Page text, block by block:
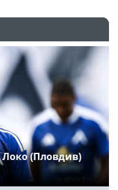
(Пловдив)